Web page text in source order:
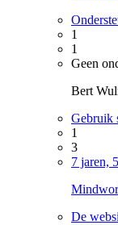
1
1
Geen
Bert
Gebruik
1
3
7 jaren,
De